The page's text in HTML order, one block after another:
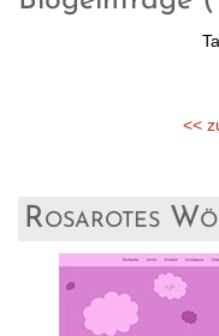
<<
Rosarotes